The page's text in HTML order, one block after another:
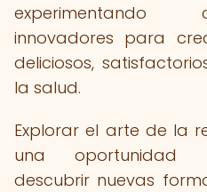
experimentando
innovadores para
deliciosos,
la salud.
Explorar el arte de la
una oportunidad
descubrir nuevas